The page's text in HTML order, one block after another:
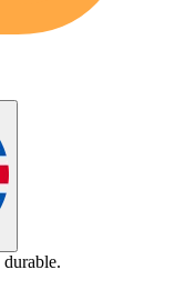
durable.